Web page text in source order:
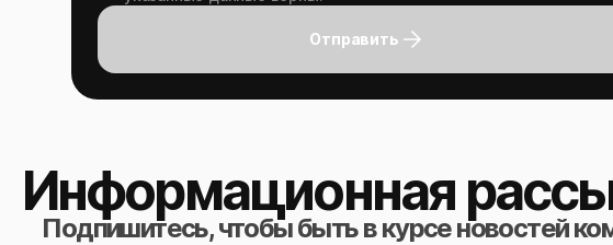
Отправить
Информационная
Подпишитесь, чтобы быть в курсе новостей